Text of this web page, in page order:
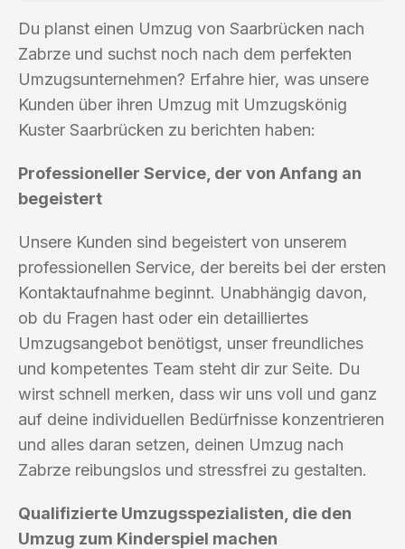
Du planst einen Umzug von Saarbrücken nach
Zabrze und suchst noch nach dem perfekten
Umzugsunternehmen? Erfahre hier, was unsere
Kunden über ihren Umzug mit Umzugskönig
Kuster Saarbrücken zu berichten haben:
Professioneller Service, der von Anfang an
begeistert
Unsere Kunden sind begeistert von unserem
professionellen Service, der bereits bei der ersten
Kontaktaufnahme beginnt. Unabhängig davon,
ob du Fragen hast oder ein detailliertes
Umzugsangebot benötigst, unser freundliches
und kompetentes Team steht dir zur Seite. Du
wirst schnell merken, dass wir uns voll und ganz
auf deine individuellen Bedürfnisse konzentrieren
und alles daran setzen, deinen Umzug nach
Zabrze reibungslos und stressfrei zu gestalten.
Qualifizierte Umzugsspezialisten, die den
Umzug zum Kinderspiel machen